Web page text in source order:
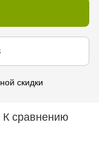
скидки
К сравнению